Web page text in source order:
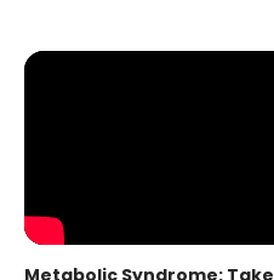
Metabolic Syndrome: Take